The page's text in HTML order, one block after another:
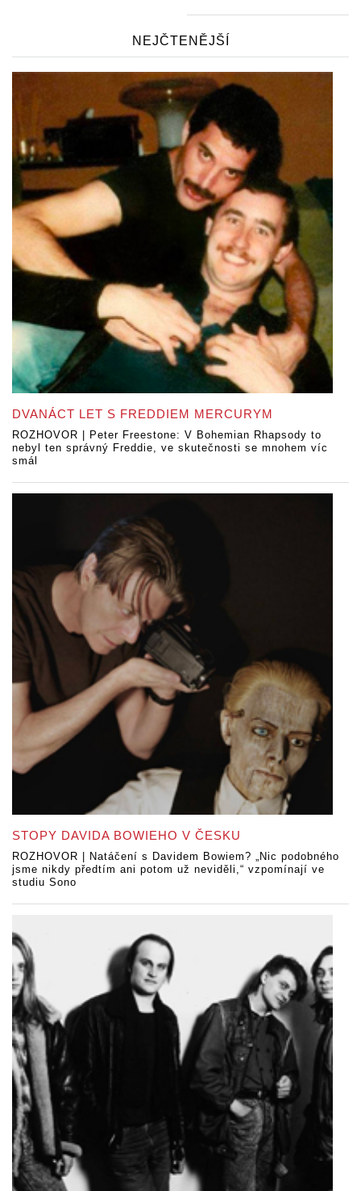
NEJČTENĚJŠÍ
DVANÁCT LET S FREDDIEM MERCURYM
ROZHOVOR | Peter Freestone: V Bohemian Rhapsody to
nebyl ten správný Freddie, ve skutečnosti se mnohem víc
smál
STOPY DAVIDA BOWIEHO V ČESKU
ROZHOVOR | Natáčení s Davidem Bowiem? „Nic podobného
jsme nikdy předtím ani potom už neviděli,“ vzpomínají ve
studiu Sono